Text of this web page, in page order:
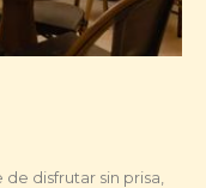
disfrutar sin prisa,